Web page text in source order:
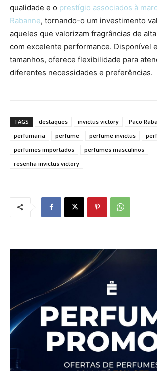
qualidade e o prestígio associados à
Rabanne, tornando-o um investimento
aqueles que valorizam fragrâncias de
com excelente performance. Disponível
tamanhos, oferece flexibilidade para
diferentes necessidades e preferências.
TAGS destaques invictus victory
Paco
perfumaria
perfume perfume invictus
perfumes importados
perfumes masculinos
resenha invictus victory